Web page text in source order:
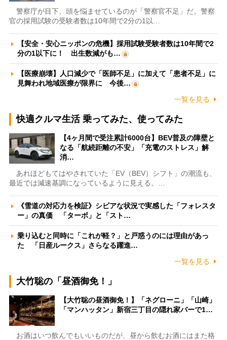
警察庁が目下、頭を悩ませているのが「警察官不足」だ。警察
官の採用試験の受験者数は10年間で2分の1以…
【安全・安心ニッポンの危機】採用試験受験者数は10年間で2
分の1以下に！ 出生数減がも…
【医療崩壊】人口減少で「医師不足」に加えて「患者不足」に
見舞われ地域医療が限界に 今後…
一覧を見る
快適クルマ生活 乗ってみた、使ってみた
【4ヶ月間で受注累計6000台】BEV普及の障壁と
なる「航続距離の不安」「充電のストレス」解
消…
あれほどもてはやされていた「EV（BEV）シフト」の潮流も、
最近では減速基調になっているように見える。…
《雪道の対応力を検証》シビアな状況で実感した「フォレスタ
ー」の真価 「ターボ」と「スト…
乗り込むと同時に「これが軽？」と戸惑うのには理由があっ
た 「日産ルークス」さらなる躍進…
一覧を見る
大竹聡の「昼酒御免！」
【大竹聡の昼酒御免！】「ネグローニ」「山崎」
「マンハッタン」新宿三丁目の隠れ家バーで1…
お酒はいつ飲んでもいいものだが、昼から飲むお酒にはまた格